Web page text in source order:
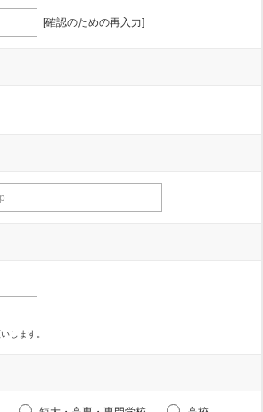
[確認のための再入力]
します。